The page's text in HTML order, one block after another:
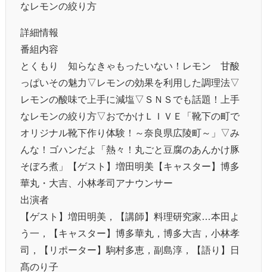
なレモンの絞り方
詳細情報
番組内容
とくもり 知らなきゃもったいない！レモン 甘酸
っぱいその魅力▽レモンの効果を利用した調理法▽
レモンの酸味で上手に減塩▽ＳＮＳでも話題！上手
なレモンの絞り方▽おでかけＬＩＶＥ「靴下の町で
オリジナル靴下作り体験！～奈良県広陵町～」▽み
んな！ゴハンだよ「熱々！丸ごと豆腐のあんかけ豚
そぼろ煮」【ゲスト】増田明美【キャスター】博多
華丸・大吉、小林孝司アナウンサー
出演者
【ゲスト】増田明美，【講師】料理研究家…本田よ
う一，【キャスター】博多華丸，博多大吉，小林孝
司，【リポーター】駒村多恵，副島淳，【語り】日
髙のり子